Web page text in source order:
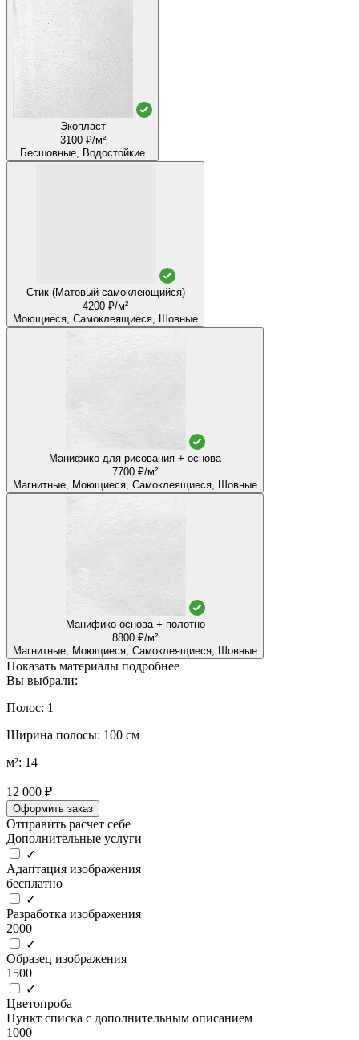
Экопласт
3100 ₽/м²
Бесшовные, Водостойкие
Стик (Матовый самоклеющийся)
4200 ₽/м²
Моющиеся, Самоклеящиеся, Шовные
Манифико для рисования + основа
7700 ₽/м²
Магнитные, Моющиеся, Самоклеящиеся, Шовные
Манифико основа + полотно
8800 ₽/м²
Магнитные, Моющиеся, Самоклеящиеся, Шовные
Показать материалы подробнее
Вы выбрали:
Полос: 1
Ширина полосы: 100 см
м²: 14
12 000 ₽
Оформить заказ
Отправить расчет себе
Дополнительные услуги
✓
Адаптация изображения
бесплатно
✓
Разработка изображения
2000
✓
Образец изображения
1500
✓
Цветопроба
Пункт списка с дополнительным описанием
1000